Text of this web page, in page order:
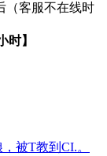
（客服不在线时
时】
被T教到CI.。